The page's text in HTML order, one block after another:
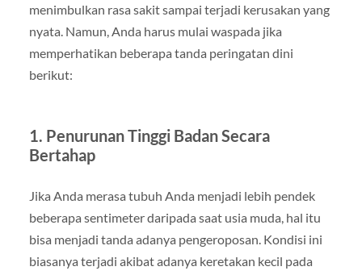
menimbulkan rasa sakit sampai terjadi kerusakan yang
nyata. Namun, Anda harus mulai waspada jika
memperhatikan beberapa tanda peringatan dini
berikut:
1. Penurunan Tinggi Badan Secara
Bertahap
Jika Anda merasa tubuh Anda menjadi lebih pendek
beberapa sentimeter daripada saat usia muda, hal itu
bisa menjadi tanda adanya pengeroposan. Kondisi ini
biasanya terjadi akibat adanya keretakan kecil pada